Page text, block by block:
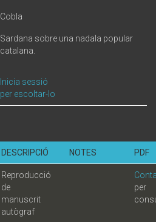
Cobla
Sardana sobre una nadala popular
catalana.
Inicia sessió
per escoltar-lo
DESCRIPCIÓ NOTES PDF
Reproducció
de
manuscrit
autògraf
per